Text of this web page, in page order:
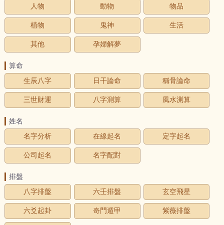
人物
動物 物品
植物 鬼神 生活
其他 孕婦解夢
算命
生辰八字
日干論命 稱骨論命
三世財運 八字測算 風水測算
姓名
名字分析
在線起名 定字起名
公司起名 名字配對
排盤
八字排盤
六壬排盤 玄空飛星
六爻起卦 奇門遁甲 紫薇排盤